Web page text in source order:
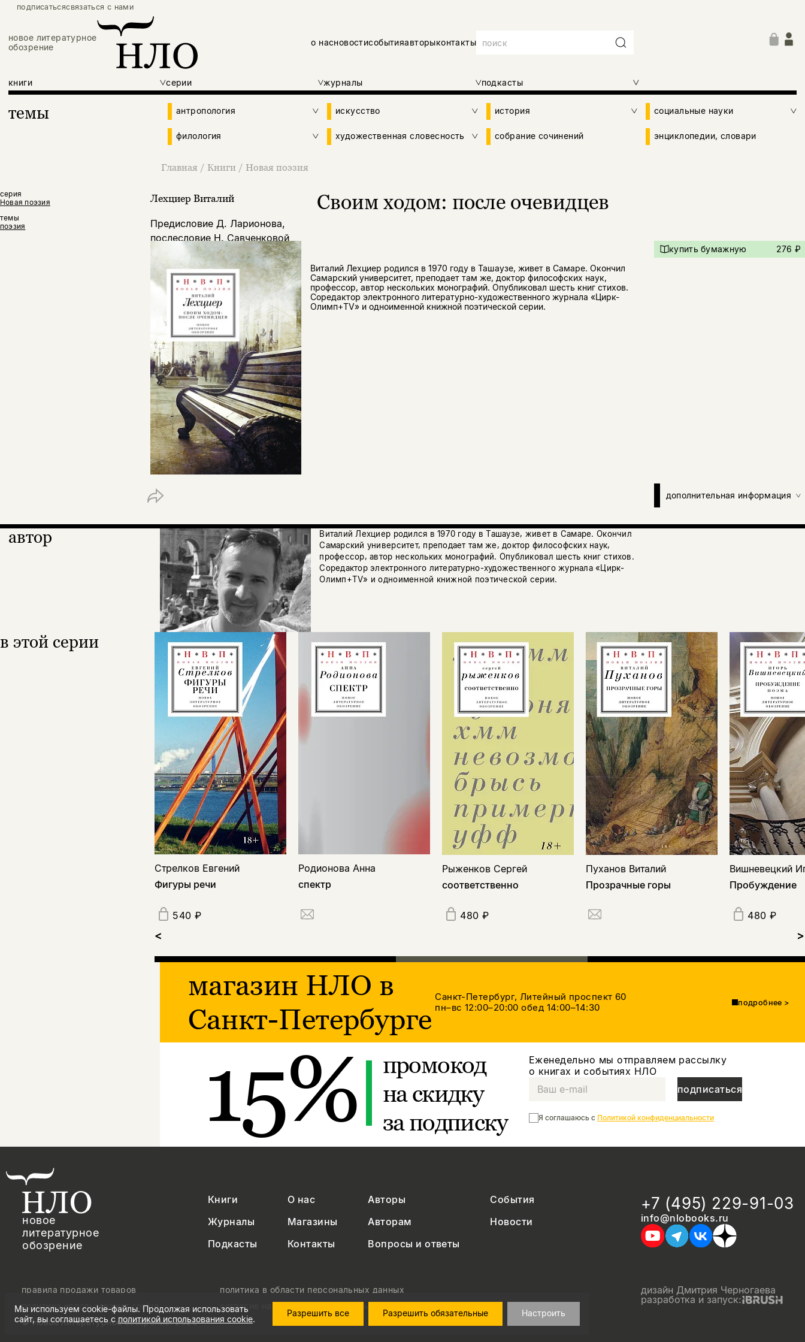
подписатьсясвязаться с нами
новое литературное
обозрение
о насновостисобытияавторыконтакты
книги серии журналы подкасты
темы антропология искусство история социальные науки
филология художественная словесность собрание сочинений энциклопедии, словари
Главная / Книги / Новая поэзия
серия
Новая поэзия
темы
поэзия
Лехциер Виталий Своим ходом: после очевидцев
Предисловие Д. Ларионова,
послесловие Н. Савченковой
Виталий Лехциер родился в 1970 году в Ташаузе, живет в Самаре. Окончил
Самарский университет, преподает там же, доктор философских наук,
профессор, автор нескольких монографий. Опубликовал шесть книг стихов.
Соредактор электронного литературно-художественного журнала «Цирк-
Олимп+TV» и одноименной книжной поэтической серии.
купить бумажную 276 ₽
дополнительная информация
автор
Виталий Лехциер родился в 1970 году в Ташаузе, живет в Самаре. Окончил
Самарский университет, преподает там же, доктор философских наук,
профессор, автор нескольких монографий. Опубликовал шесть книг стихов.
Соредактор электронного литературно-художественного журнала «Цирк-
Олимп+TV» и одноименной книжной поэтической серии.
в этой серии
Стрелков Евгений
Фигуры речи
540 ₽
Родионова Анна
спектр
Рыженков Сергей
соответственно
480 ₽
Пуханов Виталий
Прозрачные горы
Вишневецкий
Пробуждение
480 ₽
< >
магазин НЛО в
Санкт-Петербурге
Санкт-Петербург, Литейный проспект 60
пн–вс 12:00–20:00обед 14:00–14:30 подробнее >
15%
промокод
на скидку
за подписку
Еженедельно мы отправляем рассылку
о книгах и событиях НЛО
подписаться
Я соглашаюсь с Политикой конфиденциальности
новое
литературное
обозрение
Книги О нас Авторы
События
Журналы
Магазины Авторам
Новости
Подкасты
Контакты Вопросы и ответы
+7 (495) 229-91-03
info@nlobooks.ru
© Новое литературное обозрение. 2026
правила продажи товаров
политика в области персональных данных
политика использования cookie
согласие на обработку персональных данных
дизайн Дмитрия Черногаева
разработка и запуск:
Мы используем cookie-файлы. Продолжая использовать
сайт, вы соглашаетесь с политикой использования cookie.
Разрешить все Разрешить обязательные Настроить